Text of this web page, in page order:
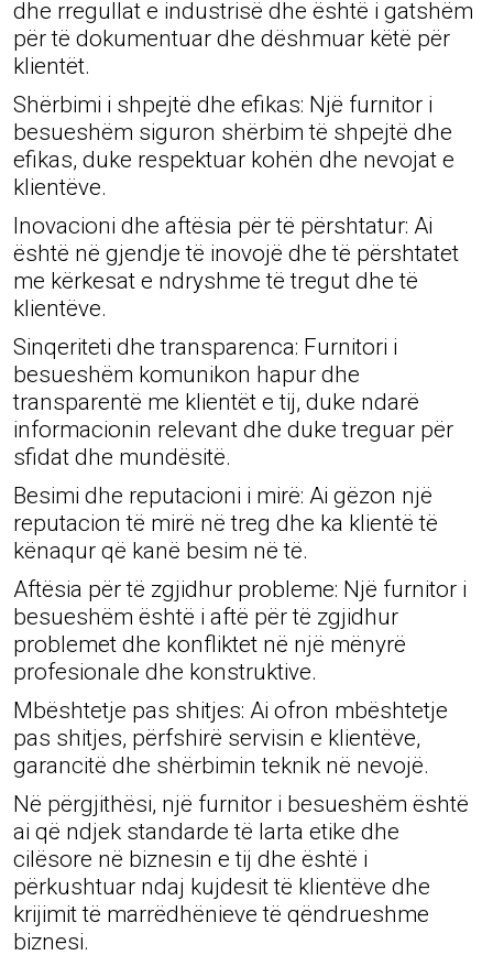
dhe rregullat e industrisë dhe është i gatshëm
për të dokumentuar dhe dëshmuar këtë për
klientët.
Shërbimi i shpejtë dhe efikas: Një furnitor i
besueshëm siguron shërbim të shpejtë dhe
efikas, duke respektuar kohën dhe nevojat e
klientëve.
Inovacioni dhe aftësia për të përshtatur: Ai
është në gjendje të inovojë dhe të përshtatet
me kërkesat e ndryshme të tregut dhe të
klientëve.
Sinqeriteti dhe transparenca: Furnitori i
besueshëm komunikon hapur dhe
transparentë me klientët e tij, duke ndarë
informacionin relevant dhe duke treguar për
sfidat dhe mundësitë.
Besimi dhe reputacioni i mirë: Ai gëzon një
reputacion të mirë në treg dhe ka klientë të
kënaqur që kanë besim në të.
Aftësia për të zgjidhur probleme: Një furnitor i
besueshëm është i aftë për të zgjidhur
problemet dhe konfliktet në një mënyrë
profesionale dhe konstruktive.
Mbështetje pas shitjes: Ai ofron mbështetje
pas shitjes, përfshirë servisin e klientëve,
garancitë dhe shërbimin teknik në nevojë.
Në përgjithësi, një furnitor i besueshëm është
ai që ndjek standarde të larta etike dhe
cilësore në biznesin e tij dhe është i
përkushtuar ndaj kujdesit të klientëve dhe
krijimit të marrëdhënieve të qëndrueshme
biznesi.